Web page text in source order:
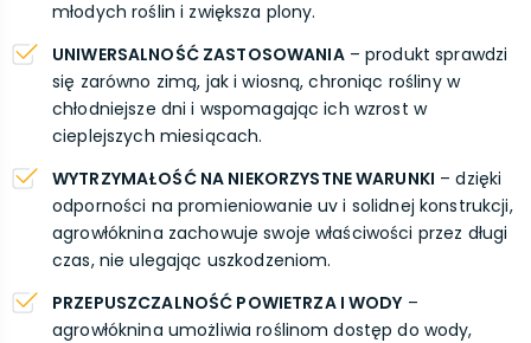
młodych roślin i zwiększa plony.
UNIWERSALNOŚĆ ZASTOSOWANIA– produkt sprawdzi
się zarówno zimą, jak i wiosną, chroniąc rośliny w
chłodniejsze dni i wspomagając ich wzrost w
cieplejszych miesiącach.
WYTRZYMAŁOŚĆ NA NIEKORZYSTNE WARUNKI – dzięki
odporności na promieniowanie uv i solidnej konstrukcji,
agrowłóknina zachowuje swoje właściwości przez długi
czas, nie ulegając uszkodzeniom.
PRZEPUSZCZALNOŚĆ POWIETRZA I WODY –
agrowłóknina umożliwia roślinom dostęp do wody,